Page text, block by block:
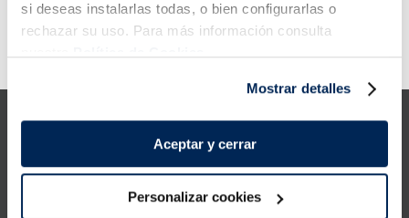
si deseas instalarlas todas, o bien configurarlas o
rechazar su uso. Para más información consulta
Mostrar detalles
Aceptar y cerrar
Personalizar cookies
Error:Request failed with status code 429
Productes